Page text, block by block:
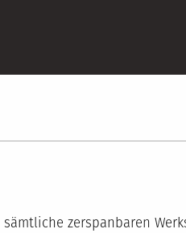
zerspanbaren